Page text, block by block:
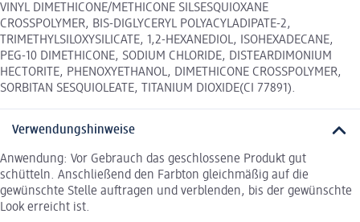
VINYL DIMETHICONE/METHICONE SILSESQUIOXANE
CROSSPOLYMER, BIS-DIGLYCERYL POLYACYLADIPATE-2,
TRIMETHYLSILOXYSILICATE, 1,2-HEXANEDIOL, ISOHEXADECANE,
PEG-10 DIMETHICONE, SODIUM CHLORIDE, DISTEARDIMONIUM
HECTORITE, PHENOXYETHANOL, DIMETHICONE CROSSPOLYMER,
SORBITAN SESQUIOLEATE, TITANIUM DIOXIDE(CI 77891).
Verwendungshinweise
Anwendung: Vor Gebrauch das geschlossene Produkt gut
schütteln. Anschließend den Farbton gleichmäßig auf die
gewünschte Stelle auftragen und verblenden, bis der gewünschte
Look erreicht ist.